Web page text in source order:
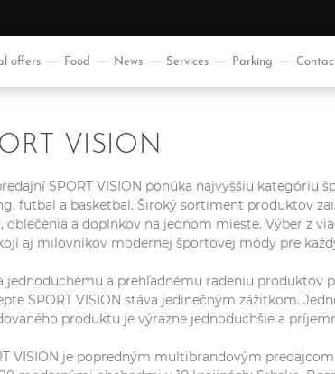
offers Food News Services Parking
VISION
SPORT VISION ponúka najvyššiu kategóriu
futbal a basketbal. Široký sortiment produktov
oblečenia a doplnkov na jednom mieste. Výber z
aj milovníkov modernej športovej módy pre
jednoduchému a prehľadnému radeniu produktov
SPORT VISION stáva jedinečným zážitkom.
produktu je výrazne jednoduchšie a
VISION je popredným multibrandovým